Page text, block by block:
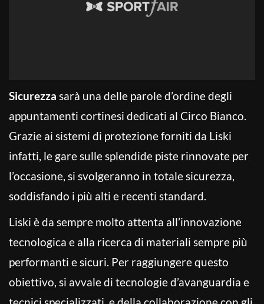
Sicurezza sarà una delle parole d’ordine degli
appuntamenti cortinesi dedicati al Circo Bianco.
Grazie ai sistemi di protezione forniti da Liski
infatti, le gare sulle splendide piste rinnovate per
l’occasione, si svolgeranno in totale sicurezza,
soddisfando i più alti e recenti standard.
Liski è da sempre molto attenta all’innovazione
tecnologica e alla ricerca di materiali sempre più
performanti e sicuri. Per raggiungere questo
obiettivo, si avvale di tecnologie d’avanguardia e